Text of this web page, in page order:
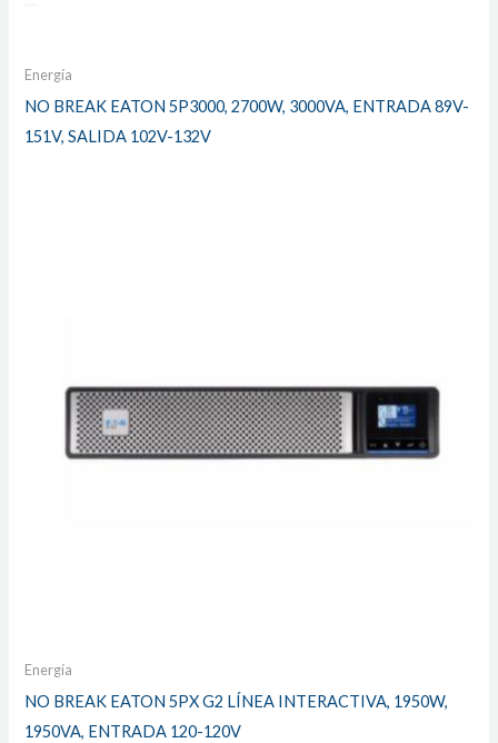
Energía
NO BREAK EATON 5P3000, 2700W, 3000VA, ENTRADA 89V-
151V, SALIDA 102V-132V
Energía
NO BREAK EATON 5PX G2 LÍNEA INTERACTIVA, 1950W,
1950VA, ENTRADA 120-120V